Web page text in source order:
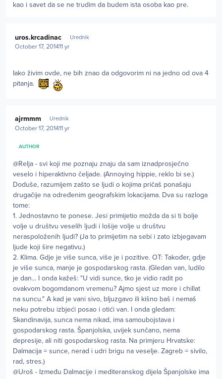
kao i savet da se ne trudim da budem ista osoba kao pre.
uros.krcadinac Urednik
October 17, 201411 yr
Iako živim ovde, ne bih znao da odgovorim ni na jedno od ova 4
pitanja.
ajrmmm Urednik
October 17, 201411 yr
AUTHOR
@Relja - svi koji me poznaju znaju da sam iznadprosječno
veselo i hiperaktivno čeljade. (Annoying hippie, reklo bi se.)
Doduše, razumijem zašto se ljudi o kojima pričaš ponašaju
drugačije na određenim geografskim lokacijama. Dva su razloga
tome:
1. Jednostavno te ponese. Jesi primijetio možda da si ti bolje
volje u društvu veselih ljudi i lošije volje u društvu
neraspoloženih ljudi? (Ja to primijetim na sebi i zato izbjegavam
ljude koji šire negativu.)
2. Klima. Gdje je više sunca, više je i pozitive. OT: Također, gdje
je više sunca, manje je gospodarskog rasta. (Gledan van, ludilo
je dan... I onda kažeš: "U vidi sunce, tko je vidio radit po
ovakvom bogomdanom vremenu? Ajmo sjest uz more i chillat
na suncu." A kad je vani sivo, bljuzgavo ili kišno baš i nemaš
neku potrebu izbjeći posao i otići van. I onda gledam:
Skandinavija, sunca nema nikad, ima samoubojstava i
gospodarskog rasta. Španjolska, uvijek sunčano, nema
depresije, ali niti gospodarskog rasta. Na primjeru Hrvatske:
Dalmacija = sunce, nerad i udri brigu na veselje. Zagreb = sivilo,
rad, stres.)
@Uroš - Između Dalmacije i mediteranskog dijela Španjolske ima